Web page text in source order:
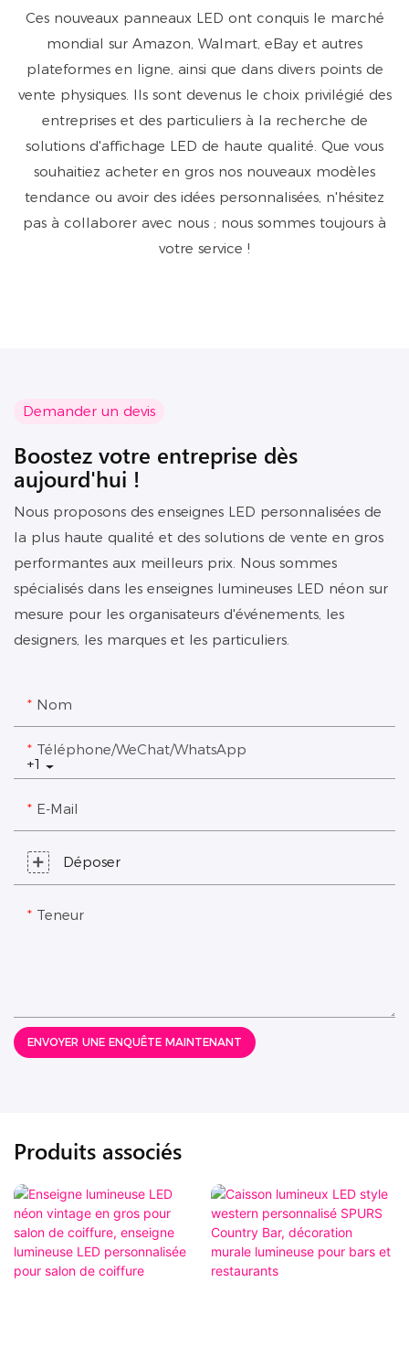
Ces nouveaux panneaux LED ont conquis le marché
mondial sur Amazon, Walmart, eBay et autres
plateformes en ligne, ainsi que dans divers points de
vente physiques. Ils sont devenus le choix privilégié des
entreprises et des particuliers à la recherche de
solutions d'affichage LED de haute qualité. Que vous
souhaitiez acheter en gros nos nouveaux modèles
tendance ou avoir des idées personnalisées, n'hésitez
pas à collaborer avec nous ; nous sommes toujours à
votre service !
Demander un devis
Boostez votre entreprise dès
aujourd'hui !
Nous proposons des enseignes LED personnalisées de
la plus haute qualité et des solutions de vente en gros
performantes aux meilleurs prix. Nous sommes
spécialisés dans les enseignes lumineuses LED néon sur
mesure pour les organisateurs d'événements, les
designers, les marques et les particuliers.
Nom
+1
Téléphone/WeChat/WhatsApp
E-Mail
Déposer
Teneur
ENVOYER UNE ENQUÊTE MAINTENANT
Produits associés